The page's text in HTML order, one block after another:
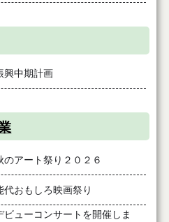
興中期計画
のアート祭り２０２６
代おもしろ映画祭り
ューコンサートを開催しま